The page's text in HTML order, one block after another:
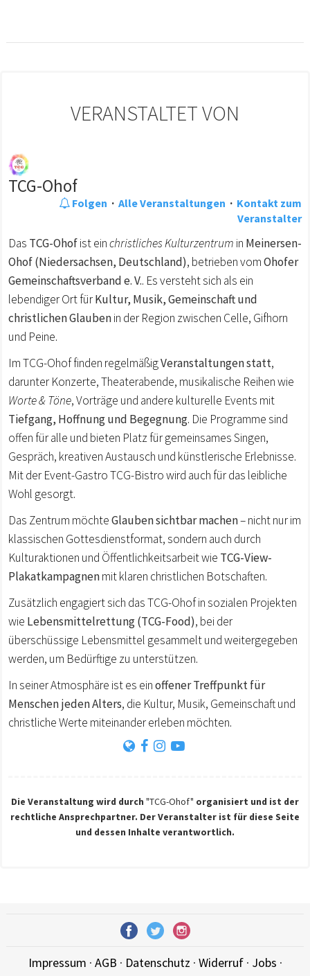
VERANSTALTET VON
TCG-Ohof
Folgen · Alle Veranstaltungen · Kontakt zum
Veranstalter
Das TCG-Ohofist einchristliches Kulturzentrum in Meinersen-
Ohof (Niedersachsen, Deutschland), betrieben vomOhofer
Gemeinschaftsverband e. V.. Es versteht sich als ein
lebendiger Ort fürKultur, Musik, Gemeinschaft und
christlichen Glaubenin der Region zwischen Celle, Gifhorn
und Peine.
Im TCG-Ohof finden regelmäßigVeranstaltungen statt,
darunter Konzerte, Theaterabende, musikalische Reihen wie
Worte & Töne, Vorträge und andere kulturelle Events mit
Tiefgang, Hoffnung und Begegnung. Die Programme sind
offen für alle und bieten Platz für gemeinsames Singen,
Gespräch, kreativen Austausch und künstlerische Erlebnisse.
Mit der Event-Gastro TCG-Bistro wird auch für das leibliche
Wohl gesorgt.
Das Zentrum möchteGlauben sichtbar machen– nicht nur im
klassischen Gottesdienstformat, sondern auch durch
Kulturaktionen und Öffentlichkeitsarbeit wie TCG-View-
Plakatkampagnenmit klaren christlichen Botschaften.
Zusätzlich engagiert sich das TCG-Ohof in sozialen Projekten
wie Lebensmittelrettung(TCG-Food), bei der
überschüssige Lebensmittel gesammelt und weitergegeben
werden, um Bedürftige zu unterstützen.
In seiner Atmosphäre ist es einoffener Treffpunkt für
Menschen jeden Alters, die Kultur, Musik, Gemeinschaft und
christliche Werte miteinander erleben möchten.
Die Veranstaltung wird durch "TCG-Ohof" organisiert und ist der
rechtliche Ansprechpartner. Der Veranstalter ist für diese Seite
und dessen Inhalte verantwortlich.
Impressum · AGB · Datenschutz · Widerruf· Jobs ·